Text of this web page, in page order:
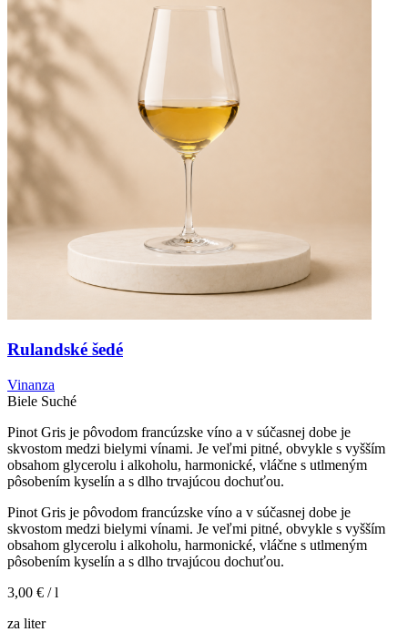
Rulandské šedé
Vinanza
Biele Suché
Pinot Gris je pôvodom francúzske víno a v súčasnej dobe je
skvostom medzi bielymi vínami. Je veľmi pitné, obvykle s vyšším
obsahom glycerolu i alkoholu, harmonické, vláčne s utlmeným
pôsobením kyselín a s dlho trvajúcou dochuťou.
Pinot Gris je pôvodom francúzske víno a v súčasnej dobe je
skvostom medzi bielymi vínami. Je veľmi pitné, obvykle s vyšším
obsahom glycerolu i alkoholu, harmonické, vláčne s utlmeným
pôsobením kyselín a s dlho trvajúcou dochuťou.
3,00 € / l
za liter